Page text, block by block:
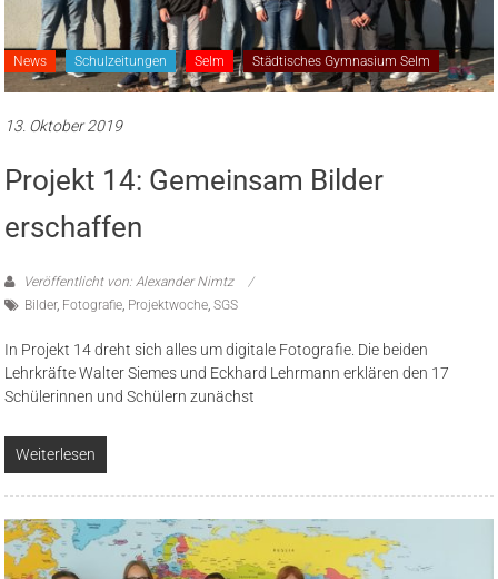
News Schulzeitungen Selm Städtisches Gymnasium Selm
13. Oktober 2019
Projekt 14: Gemeinsam Bilder
erschaffen
Veröffentlicht von: Alexander Nimtz
Bilder, Fotografie, Projektwoche,SGS
In Projekt 14 dreht sich alles um digitale Fotografie. Die beiden
Lehrkräfte Walter Siemes und Eckhard Lehrmann erklären den 17
Schülerinnen und Schülern zunächst
Weiterlesen